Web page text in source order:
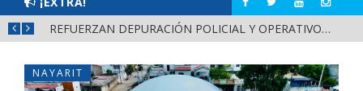
REFUERZAN DEPURACIÓN POLICIAL Y OPERATIVOS EN FRONTERAS DE NAYARIT
NAYARIT